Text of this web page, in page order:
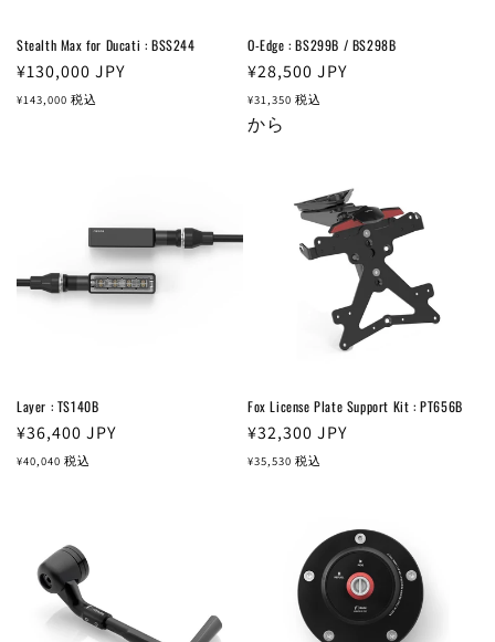
Stealth Max for Ducati : BSS244
通
常
¥130,000 JPY
¥143,000 税込
O-Edge : BS299B / BS298B
通
常
価
¥28,500 JPY
¥31,350 税込
から
Layer : TS140B
通
常
¥36,400 JPY
¥40,040 税込
Fox License Plate Support Kit : PT656B
通
常
¥32,300 JPY
¥35,530 税込